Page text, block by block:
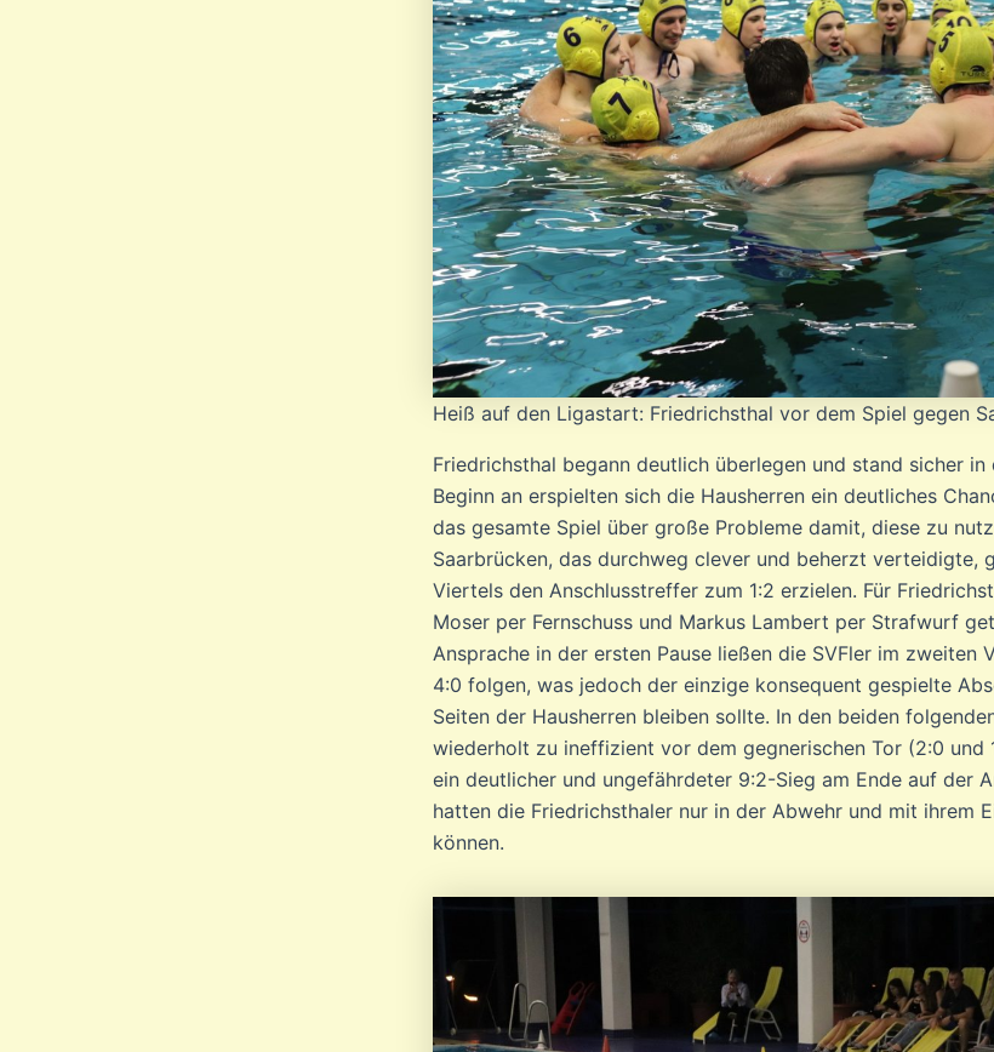
Heiß auf den Ligastart: Friedrichsthal vor dem Spiel gegen
Friedrichsthal begann deutlich überlegen und stand sicher in
Beginn an erspielten sich die Hausherren ein deutliches
das gesamte Spiel über große Probleme damit, diese zu
Saarbrücken, das durchweg clever und beherzt verteidigte,
Viertels den Anschlusstreffer zum 1:2 erzielen. Für
Moser per Fernschuss und Markus Lambert per Strafwurf
Ansprache in der ersten Pause ließen die SVFler im zweiten
4:0 folgen, was jedoch der einzige konsequent gespielte
Seiten der Hausherren bleiben sollte. In den beiden
wiederholt zu ineffizient vor dem gegnerischen Tor (2:0 und
ein deutlicher und ungefährdeter 9:2-Sieg am Ende auf der
hatten die Friedrichsthaler nur in der Abwehr und mit ihrem
können.